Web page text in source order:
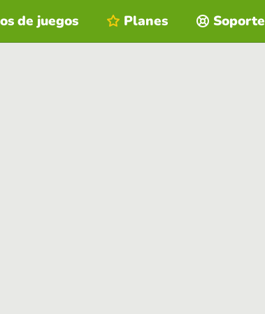
de juegos Planes Soporte